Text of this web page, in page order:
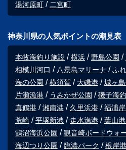
湯河原町
二宮町
神奈川県の人気ポイントの潮見表
本牧海釣り施設 横浜 野島公園
相模川河口
八景島マリーナ ふ
海の公園
横須賀 大磯港 城ヶ
片瀬漁港
うみかぜ公園 磯子海
真鶴港
湘南港 久里浜港 福浦
荒崎
平塚新港 走水漁港 葉山
鵠沼海浜公園
観音崎ボードウォ
海辺つり公園
臨港パーク 根岸港